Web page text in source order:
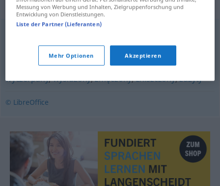
Synonyme für "podniszczony"
nadwątlony,sfatygowany,sponiewierany,sterany
wyczerpany,wysłużony,zmęczony,zniszczony,zużyty
© LibreOffice
Messung von Werbung und Inhalten, Zielgruppenforschung und
Entwicklung von Dienstleistungen.
Liste der Partner (Lieferanten)
Mehr Optionen Akzeptieren